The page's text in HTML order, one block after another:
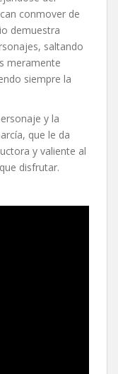
conmover de
demuestra
saltando
meramente
siempre la
y la
que le da
y valiente al
disfrutar.